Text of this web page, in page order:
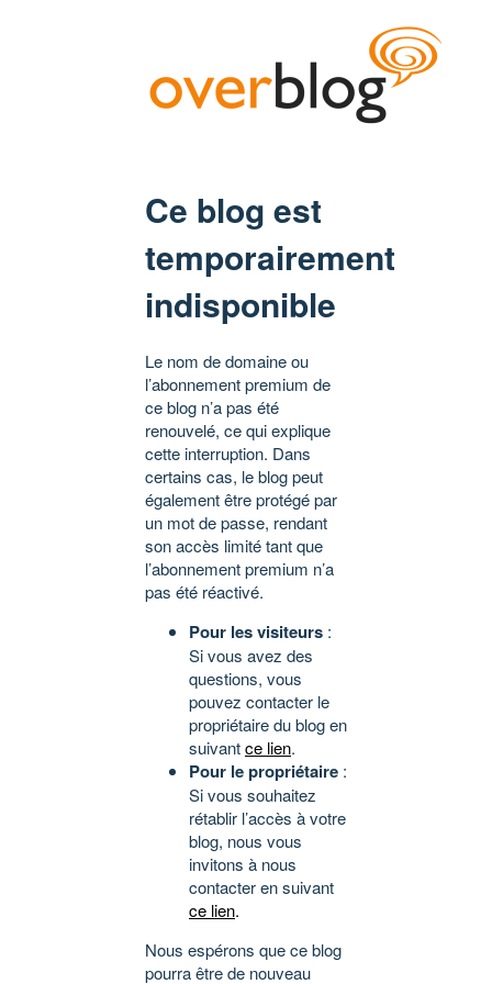
Ce blog est
temporairement
indisponible
Le nom de domaine ou
l’abonnement premium de
ce blog n’a pas été
renouvelé, ce qui explique
cette interruption. Dans
certains cas, le blog peut
également être protégé par
un mot de passe, rendant
son accès limité tant que
l’abonnement premium n’a
pas été réactivé.
Pour les visiteurs :
Si vous avez des
questions, vous
pouvez contacter le
propriétaire du blog en
suivantce lien.
Pour le propriétaire :
Si vous souhaitez
rétablir l’accès à votre
blog, nous vous
invitons à nous
contacter en suivant
ce lien.
Nous espérons que ce blog
pourra être de nouveau